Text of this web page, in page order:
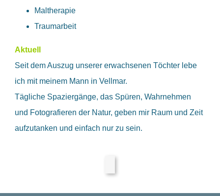
Maltherapie
Traumarbeit
Aktuell
Seit dem Auszug unserer erwachsenen Töchter lebe
ich mit meinem Mann in Vellmar.
Tägliche Spaziergänge, das Spüren, Wahrnehmen
und Fotografieren der Natur, geben mir Raum und Zeit
aufzutanken und einfach nur zu sein.